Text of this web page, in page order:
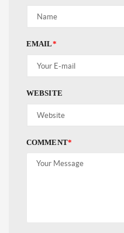
EMAIL*
WEBSITE
COMMENT*